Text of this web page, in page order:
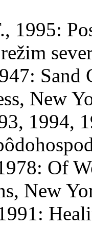
1995:
Sand
New
1994,
Of
New